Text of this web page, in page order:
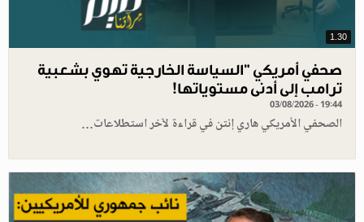
1.30
صحفي أمريكي "السياسة الخارجية تهوي بشعبية
ترامب إلى أدنى مستوياتها!
03/08/2026 - 19:44
الصحفي الأمريكي هاري إنتن في قراءة لآخر استطلاعات…